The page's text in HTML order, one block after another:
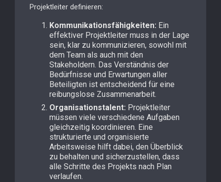
Projektleiter definieren:
Kommunikationsfähigkeiten: Ein
effektiver Projektleiter muss in der Lage
sein, klar zu kommunizieren, sowohl mit
dem Team als auch mit den
Stakeholdern. Das Verständnis der
Bedürfnisse und Erwartungen aller
Beteiligten ist entscheidend für eine
reibungslose Zusammenarbeit.
Organisationstalent: Projektleiter
müssen viele verschiedene Aufgaben
gleichzeitig koordinieren. Eine
strukturierte und organisierte
Arbeitsweise hilft dabei, den Überblick
zu behalten und sicherzustellen, dass
alle Schritte des Projekts nach Plan
verlaufen.